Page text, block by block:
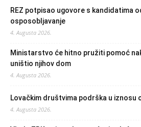
REZ potpisao ugovore s kandidatima
osposobljavanje
4. Augusta 2026.
Ministarstvo će hitno pružiti pomoć
uništio njihov dom
4. Augusta 2026.
Lovačkim društvima podrška u iznosu
4. Augusta 2026.